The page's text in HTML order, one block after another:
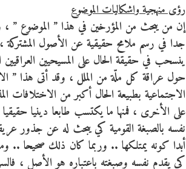
رؤى منهجية واشكاليات الموضوع
إن من يبحث من المؤرخين في هذا ” الموضوع ”
جدا في رسم ملامح حقيقية عن الأصول المشتركة ، أو
ينسحب في حقيقة الحال على المسيحيين
حول عراقة كل ملّة من الملل ، وقد أتى هذا ”
الاجتماعية بطبيعة الحال أكبر من الاختلافات
على الأخرى ، فمنها ما يكتسب طابعا دينيا حقيقيا
نفسه بالصبغة القومية كي يبحث له عن جذور
أبدا كونه يمتلكها .. وربما كان ذلك صحيحا ..
كي يقدم نفسه وصبغته باعتباره هو الأصل ،